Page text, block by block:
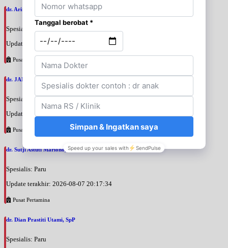
dr. Arini Purwono, SpP
Spesialis: Paru
Update terakhir: 2026-08-07 20:25:58
Pusat Pertamina
dr. JANUAR HABIBI, SpP
Spesialis: Paru
Update terakhir: 2026-08-07 20:23:50
Pusat Pertamina
dr. Sutji Astuti Mariono, SpP
Spesialis: Paru
Update terakhir: 2026-08-07 20:17:34
Pusat Pertamina
dr. Dian Prastiti Utami, SpP
Spesialis: Paru